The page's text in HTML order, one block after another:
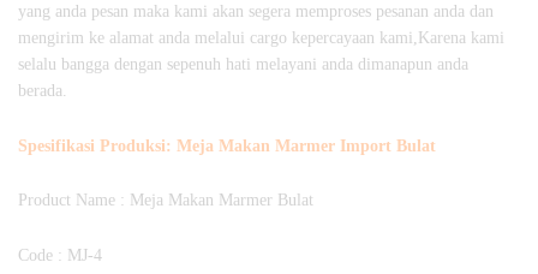
yang anda pesan maka kami akan segera memproses pesanan anda dan
mengirim ke alamat anda melalui cargo kepercayaan kami,Karena kami
selalu bangga dengan sepenuh hati melayani anda dimanapun anda
berada.
Spesifikasi Produksi: Meja Makan Marmer Import Bulat
Product Name : Meja Makan Marmer Bulat
Code : MJ-4